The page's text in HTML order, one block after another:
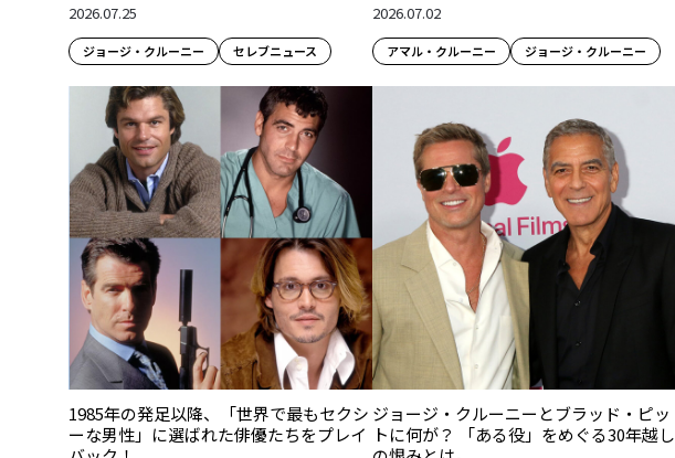
2026.07.25
ジョージ・クルーニー セレブニュース
2026.07.02
アマル・クルーニー ジョージ・クルーニー
1985年の発足以降、「世界で最もセクシ
ーな男性」に選ばれた俳優たちをプレイ
ジョージ・クルーニーとブラッド・ピッ
トに何が？ 「ある役」をめぐる30年越し